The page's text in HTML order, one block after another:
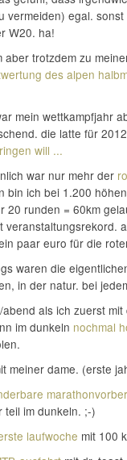
vermeiden) egal.
W20. ha!
aber trotzdem zu
des alpen
mein wettkampfjahr
die latte für
will ...
war nur mehr der
bin ich bei 1.200
20 runden = 60km
veranstaltungsrekord.
paar euro für die
waren die
in der natur. bei
als ich zuerst
im dunkeln nochmal
meiner dame. (erste
teil im dunkeln. ;-)
laufwoche mit 100